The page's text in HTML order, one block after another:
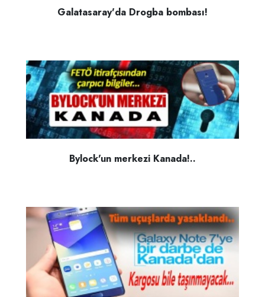
Galatasaray'da Drogba bombası!
Bylock'un merkezi Kanada!..